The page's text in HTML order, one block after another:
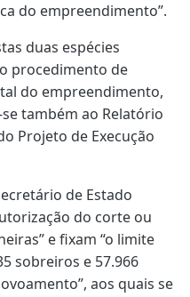
do empreendimento”.
duas espécies
procedimento de
do empreendimento,
também ao Relatório
Projeto de Execução
de Estado
do corte ou
e fixam “o limite
sobreiros e 57.966
aos quais se